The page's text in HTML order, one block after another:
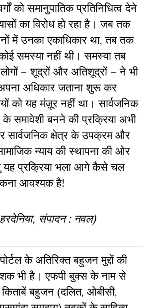
को समानुपातिकप्रतिनिधित्व देने
का विरोध हो रहा है। जब तक
में उनका एकाधिकार था, तब तक
समस्या नहीं थी। समस्या तब
– शूद्रों और अतिशूद्रों – ने भी
अधिकार जताना शुरू कर
को यह मंज़ूर नहीं था। सार्वजनिक
के समावेशी बनने की प्रक्रिया अभी
सार्वजनिक क्षेत्र के उपक्रम और
न्याय की स्थापना की ओर
यह प्रक्रिया भला आगे कैसे चल
आवश्यक है!
संपादन : नवल)
के अतिरिक्‍त बहुजन मुद्दों की
भी है। एफपी बुक्‍स के नाम से
किताबें बहुजन (दलित, ओबीसी,